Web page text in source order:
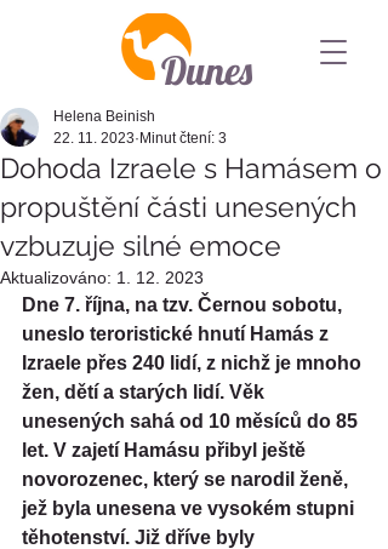
Dunes
Dohoda Izraele s Hamásem o
propuštění části unesených
vzbuzuje silné emoce
Helena Beinish
22. 11. 2023 Minut čtení: 3
Aktualizováno: 1. 12. 2023
Dne 7. října, na tzv. Černou sobotu,
uneslo teroristické hnutí Hamás z
Izraele přes 240 lidí, z nichž je mnoho
žen, dětí a starých lidí. Věk
unesených sahá od 10 měsíců do 85
let. V zajetí Hamásu přibyl ještě
novorozenec, který se narodil ženě,
jež byla unesena ve vysokém stupni
těhotenství. Již dříve byly